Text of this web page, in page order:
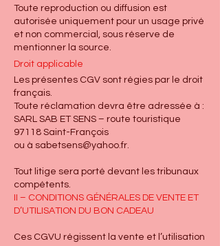
Toute reproduction ou diffusion est
autorisée uniquement pour un usage privé
et non commercial, sous réserve de
mentionner la source.
Droit applicable
Les présentes CGV sont régies par le droit
français.
Toute réclamation devra être adressée à :
SARL SAB ET SENS – route touristique
97118 Saint-François
ou à sabetsens@yahoo.fr
Tout litige sera porté devant les tribunaux
compétents.
II – CONDITIONS GÉNÉRALES DE VENTE ET
D’UTILISATION DU BON CADEAU
Ces CGVU régissent la vente et l’utilisation